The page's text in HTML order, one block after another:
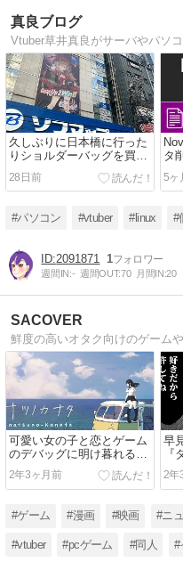
真良ブログ
Vtuber草井真良がサーバやパソ
久しぶりに日本橋に行った
りショルダーバッグを買っ
たりしました
28日前
タ
公
イ
5ヶ
#パソコン #vtuber #linux #
2091871 1
週間IN:- 週間OUT:70 月間IN:20
SACOVER
可愛い女の子と恋とゲーム
のデバッグに明け暮れる
『デバッグ彼女』など今日
のニュース
2年3ヶ月前
早
『
イ
ー
2年
#ゲーム #漫画 #映画 #ニ
#vtuber #pcゲーム #同人 #